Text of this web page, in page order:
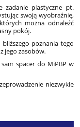
zadanie plastyczne pt.
swoją wyobraźnię,
można odnaleźć
pokój.
poznania tego
jego zasobów.
spacer do MiPBP w
niezwykle